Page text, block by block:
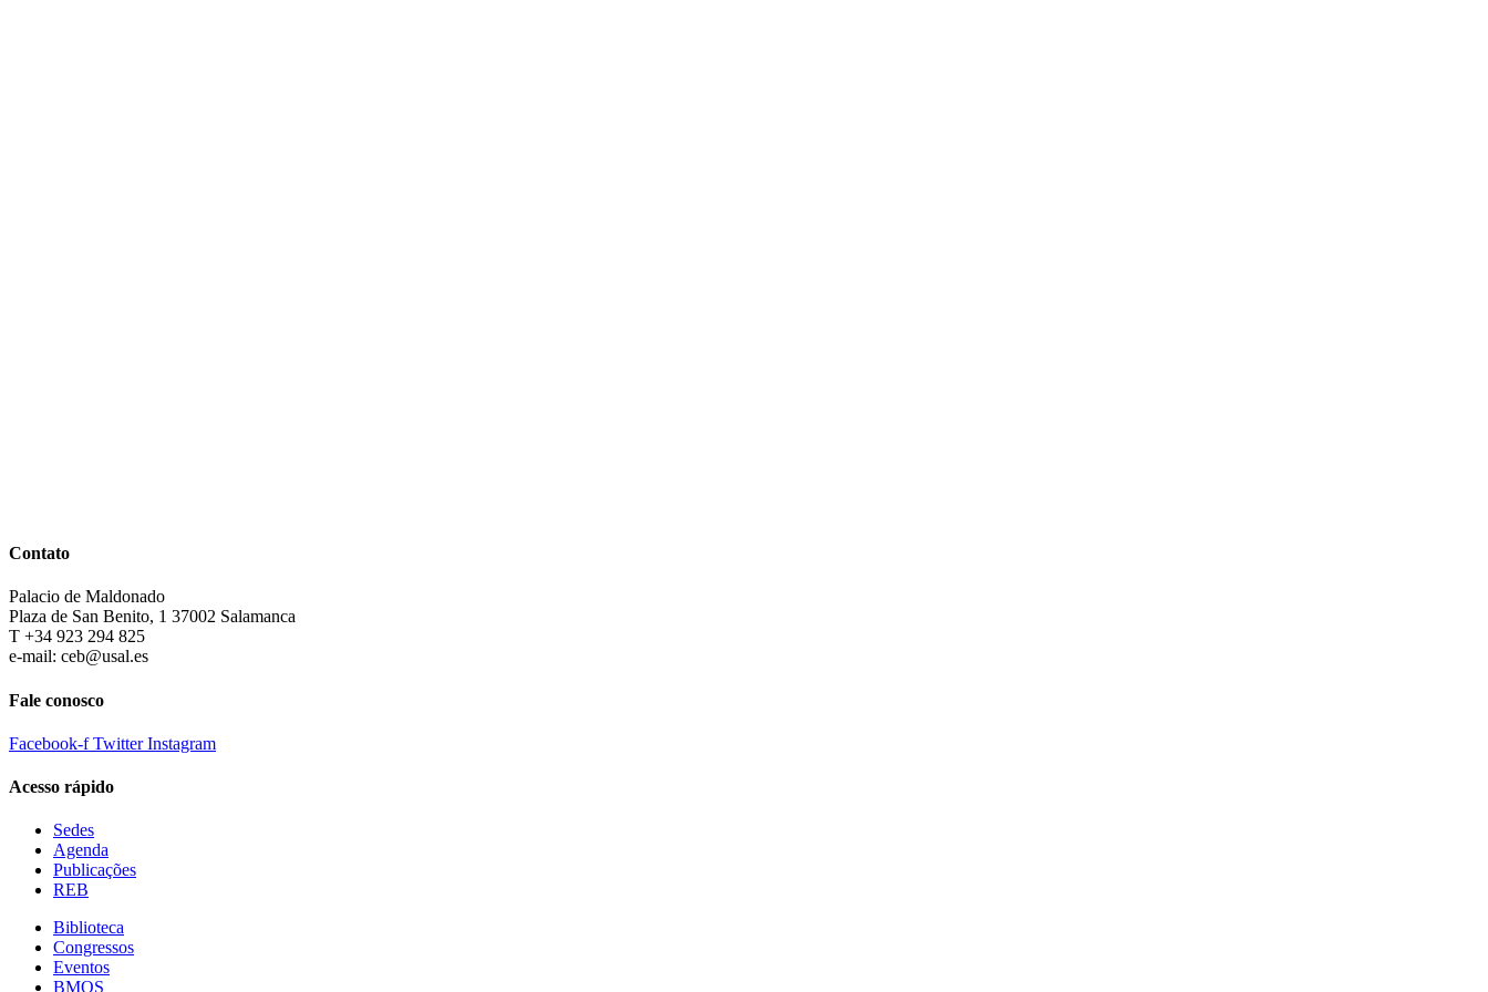
Contato
Palacio de Maldonado
Plaza de San Benito, 1 37002 Salamanca
T +34 923 294 825
e-mail: ceb@usal.es
Fale conosco
Facebook-f Twitter Instagram
Acesso rápido
Sedes
Agenda
Publicações
REB
Biblioteca
Congressos
Eventos
BMQS